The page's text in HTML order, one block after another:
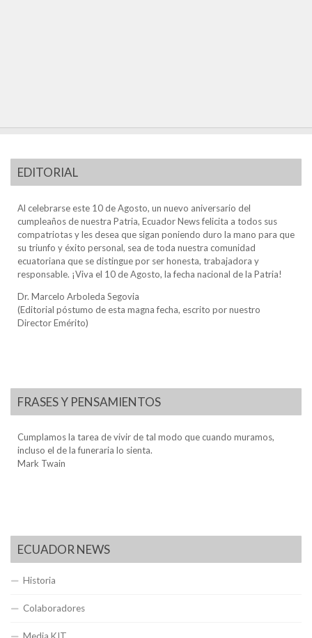
EDITORIAL
Al celebrarse este 10 de Agosto, un nuevo aniversario del
cumpleaños de nuestra Patria, Ecuador News felicita a todos sus
compatriotas y les desea que sigan poniendo duro la mano para que
su triunfo y éxito personal, sea de toda nuestra comunidad
ecuatoriana que se distingue por ser honesta, trabajadora y
responsable. ¡Viva el 10 de Agosto, la fecha nacional de la Patria!
Dr. Marcelo Arboleda Segovia
(Editorial póstumo de esta magna fecha, escrito por nuestro
Director Emérito)
FRASES Y PENSAMIENTOS
Cumplamos la tarea de vivir de tal modo que cuando muramos,
incluso el de la funeraria lo sienta.
Mark Twain
ECUADOR NEWS
Historia
Colaboradores